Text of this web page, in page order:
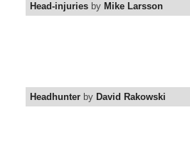
Head-injuries by Mike Larsson
Headhunter by David Rakowski